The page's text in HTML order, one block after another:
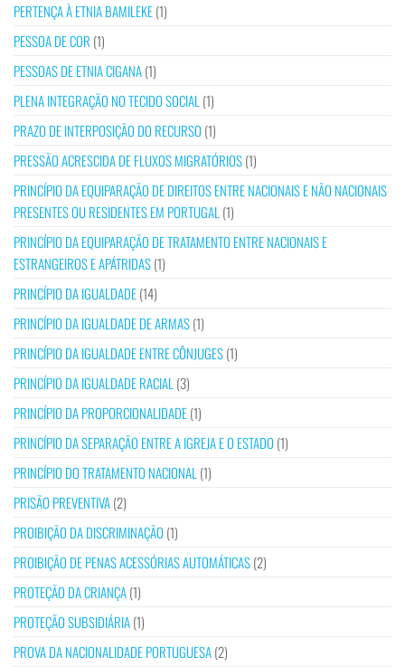
PERTENÇA À ETNIA BAMILEKE(1)
PESSOA DE COR (1)
PESSOAS DE ETNIA CIGANA(1)
PLENA INTEGRAÇÃO NO TECIDO SOCIAL (1)
PRAZO DE INTERPOSIÇÃO DO RECURSO (1)
PRESSÃO ACRESCIDA DE FLUXOS MIGRATÓRIOS(1)
PRINCÍPIO DA EQUIPARAÇÃO DE DIREITOS ENTRE NACIONAIS E NÃO NACIONAIS
PRESENTES OU RESIDENTES EM PORTUGAL (1)
PRINCÍPIO DA EQUIPARAÇÃO DE TRATAMENTO ENTRE NACIONAIS E
ESTRANGEIROS E APÁTRIDAS(1)
PRINCÍPIO DA IGUALDADE(14)
PRINCÍPIO DA IGUALDADE DE ARMAS(1)
PRINCÍPIO DA IGUALDADE ENTRE CÔNJUGES(1)
PRINCÍPIO DA IGUALDADE RACIAL (3)
PRINCÍPIO DA PROPORCIONALIDADE(1)
PRINCÍPIO DA SEPARAÇÃO ENTRE A IGREJA E O ESTADO (1)
PRINCÍPIO DO TRATAMENTO NACIONAL (1)
PRISÃO PREVENTIVA(2)
PROIBIÇÃO DA DISCRIMINAÇÃO (1)
PROIBIÇÃO DE PENAS ACESSÓRIAS AUTOMÁTICAS(2)
PROTEÇÃO DA CRIANÇA(1)
PROTEÇÃO SUBSIDIÁRIA(1)
PROVA DA NACIONALIDADE PORTUGUESA(2)